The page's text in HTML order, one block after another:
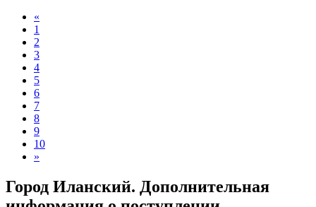
«
1
2
3
4
5
6
7
8
9
10
»
Город Иланский. Дополнительная